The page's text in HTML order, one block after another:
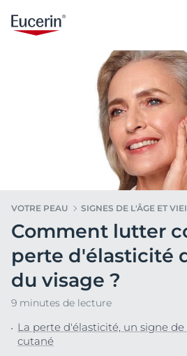
VOTRE PEAU SIGNES DE L'ÂGE ET
Comment lutter
perte d'élasticité
du visage ?
9 minutes de lecture
La perte d'élasticité, un signe
cutané